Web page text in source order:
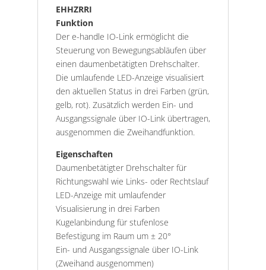
EHHZRRI
Funktion
Der e-handle IO-Link ermöglicht die
Steuerung von Bewegungsabläufen über
einen daumenbetätigten Drehschalter.
Die umlaufende LED-Anzeige visualisiert
den aktuellen Status in drei Farben (grün,
gelb, rot). Zusätzlich werden Ein- und
Ausgangssignale über IO-Link übertragen,
ausgenommen die Zweihandfunktion.
Eigenschaften
Daumenbetätigter Drehschalter für
Richtungswahl wie Links- oder Rechtslauf
LED-Anzeige mit umlaufender
Visualisierung in drei Farben
Kugelanbindung für stufenlose
Befestigung im Raum um ± 20°
Ein- und Ausgangssignale über IO-Link
(Zweihand ausgenommen)